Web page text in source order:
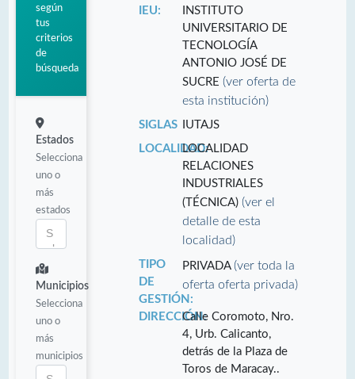
según
tus
criterios
de
búsqueda
Estados
Selecciona
uno o
más
estados
Municipios
Selecciona
uno o
más
municipios
IEU:
INSTITUTO
UNIVERSITARIO DE
TECNOLOGÍA
ANTONIO JOSÉ DE
SUCRE(ver oferta de
esta institución)
SIGLAS
IUTAJS
LOCALIDAD:LOCALIDAD
RELACIONES
INDUSTRIALES
(TÉCNICA)(ver el
detalle de esta
localidad)
TIPO
DE
GESTIÓN:
PRIVADA(ver toda la
oferta oferta privada)
DIRECCIÓN:Calle Coromoto, Nro.
4, Urb. Calicanto,
detrás de la Plaza de
Toros de Maracay..